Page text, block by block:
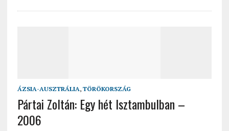
ÁZSIA-AUSZTRÁLIA, TÖRÖKORSZÁG
Pártai Zoltán: Egy hét Isztambulban –
2006